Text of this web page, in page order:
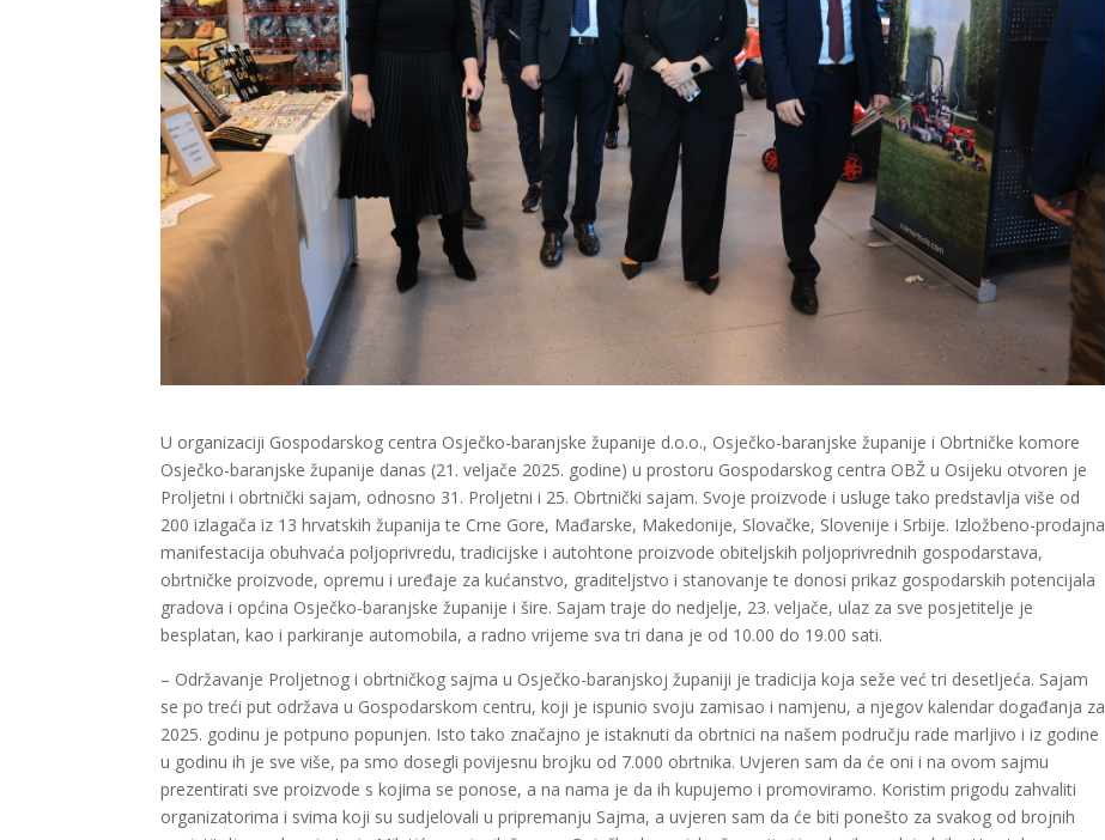
U organizaciji Gospodarskog centra Osječko-baranjske županije d.o.o., Osječko-baranjske županije i Obrtničke komore
Osječko-baranjske županije danas (21. veljače 2025. godine) u prostoru Gospodarskog centra OBŽ u Osijeku otvoren je
Proljetni i obrtnički sajam, odnosno 31. Proljetni i 25. Obrtnički sajam. Svoje proizvode i usluge tako predstavlja više od
200 izlagača iz 13 hrvatskih županija te Crne Gore, Mađarske, Makedonije, Slovačke, Slovenije i Srbije. Izložbeno-prodajna
manifestacija obuhvaća poljoprivredu, tradicijske i autohtone proizvode obiteljskih poljoprivrednih gospodarstava,
obrtničke proizvode, opremu i uređaje za kućanstvo, graditeljstvo i stanovanje te donosi prikaz gospodarskih potencijala
gradova i općina Osječko-baranjske županije i šire. Sajam traje do nedjelje, 23. veljače, ulaz za sve posjetitelje je
besplatan, kao i parkiranje automobila, a radno vrijeme sva tri dana je od 10.00 do 19.00 sati.
– Održavanje Proljetnog i obrtničkog sajma u Osječko-baranjskoj županiji je tradicija koja seže već tri desetljeća. Sajam
se po treći put održava u Gospodarskom centru, koji je ispunio svoju zamisao i namjenu, a njegov kalendar događanja za
2025. godinu je potpuno popunjen. Isto tako značajno je istaknuti da obrtnici na našem području rade marljivo i iz godine
u godinu ih je sve više, pa smo dosegli povijesnu brojku od 7.000 obrtnika. Uvjeren sam da će oni i na ovom sajmu
prezentirati sve proizvode s kojima se ponose, a na nama je da ih kupujemo i promoviramo. Koristim prigodu zahvaliti
organizatorima i svima koji su sudjelovali u pripremanju Sajma, a uvjeren sam da će biti ponešto za svakog od brojnih